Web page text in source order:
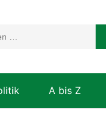
A bis Z